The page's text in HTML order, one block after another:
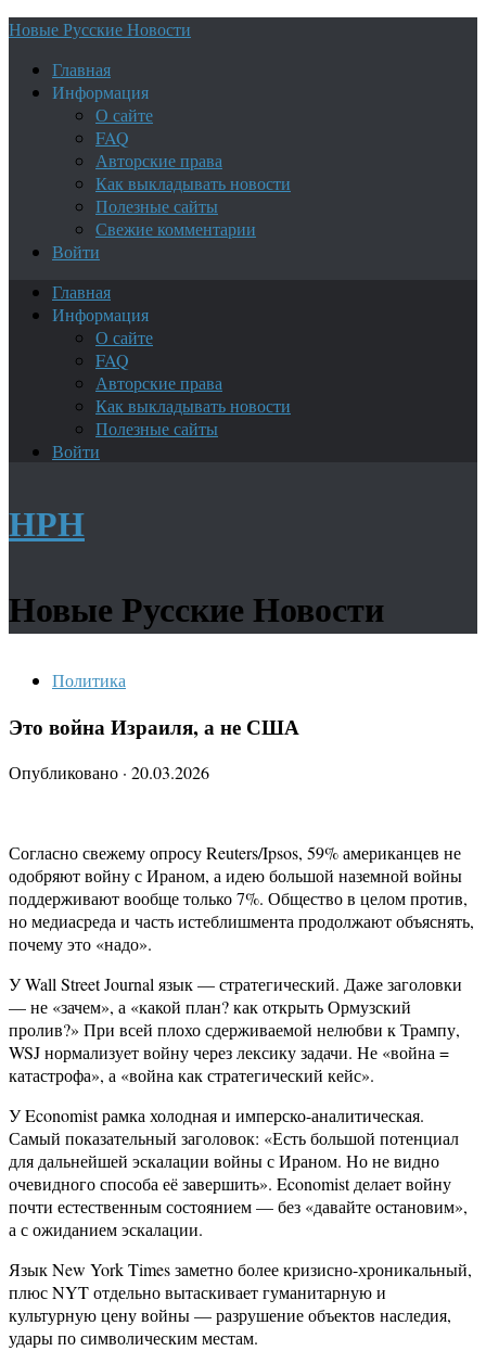
Новые Русские Новости
Главная
Информация
О сайте
FAQ
Авторские права
Как выкладывать новости
Полезные сайты
Свежие комментарии
Войти
Главная
Информация
О сайте
FAQ
Авторские права
Как выкладывать новости
Полезные сайты
Войти
НРН
Новые Русские Новости
Политика
Это война Израиля, а не США
Опубликовано · 20.03.2026
Согласно свежему опросу Reuters/Ipsos, 59% американцев не
одобряют войну с Ираном, а идею большой наземной войны
поддерживают вообще только 7%. Общество в целом против,
но медиасреда и часть истеблишмента продолжают объяснять,
почему это «надо».
У Wall Street Journal язык — стратегический. Даже заголовки
— не «зачем», а «какой план? как открыть Ормузский
пролив?» При всей плохо сдерживаемой нелюбви к Трампу,
WSJ нормализует войну через лексику задачи. Не «война =
катастрофа», а «война как стратегический кейс».
У Economist рамка холодная и имперско-аналитическая.
Самый показательный заголовок: «Есть большой потенциал
для дальнейшей эскалации войны с Ираном. Но не видно
очевидного способа её завершить». Economist делает войну
почти естественным состоянием — без «давайте остановим»,
а с ожиданием эскалации.
Язык New York Times заметно более кризисно-хроникальный,
плюс NYT отдельно вытаскивает гуманитарную и
культурную цену войны — разрушение объектов наследия,
удары по символическим местам.